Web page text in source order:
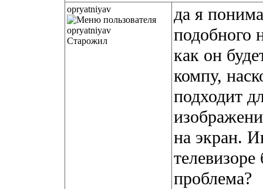
opryatniyav
Старожил
да я
подобного
как он
компу,
подходит
на экран.
телевизоре
проблема?